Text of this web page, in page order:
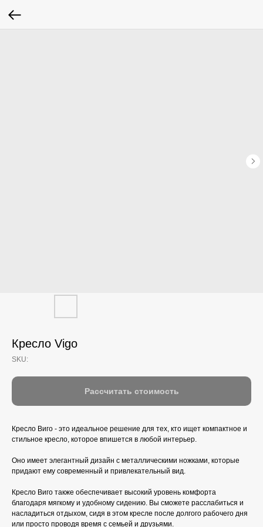
Кресло Vigo
SKU:
Рассчитать стоимость
Кресло Виго - это идеальное решение для тех, кто ищет компактное и
стильное кресло, которое впишется в любой интерьер.
Оно имеет элегантный дизайн с металлическими ножками, которые
придают ему современный и привлекательный вид.
Кресло Виго также обеспечивает высокий уровень комфорта
благодаря мягкому и удобному сидению. Вы сможете расслабиться и
насладиться отдыхом, сидя в этом кресле после долгого рабочего дня
или просто проводя время с семьей и друзьями.